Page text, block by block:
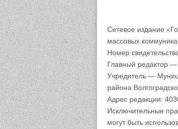
Сетевое издание
массовых
Номер
Главный редактор
Учредитель —
района
Адрес редакции:
Исключительные
могут быть